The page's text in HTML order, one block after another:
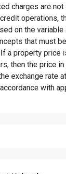
charges are not
operations,
on the
that must
a property price
then the price
exchange rate
with